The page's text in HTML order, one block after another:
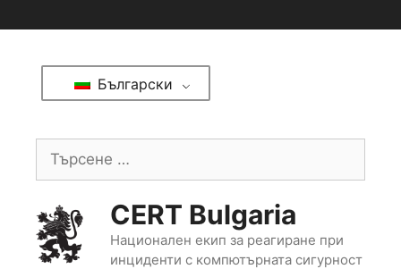
Български
CERT Bulgaria
Национален екип за реагиране при
инциденти с компютърната сигурност